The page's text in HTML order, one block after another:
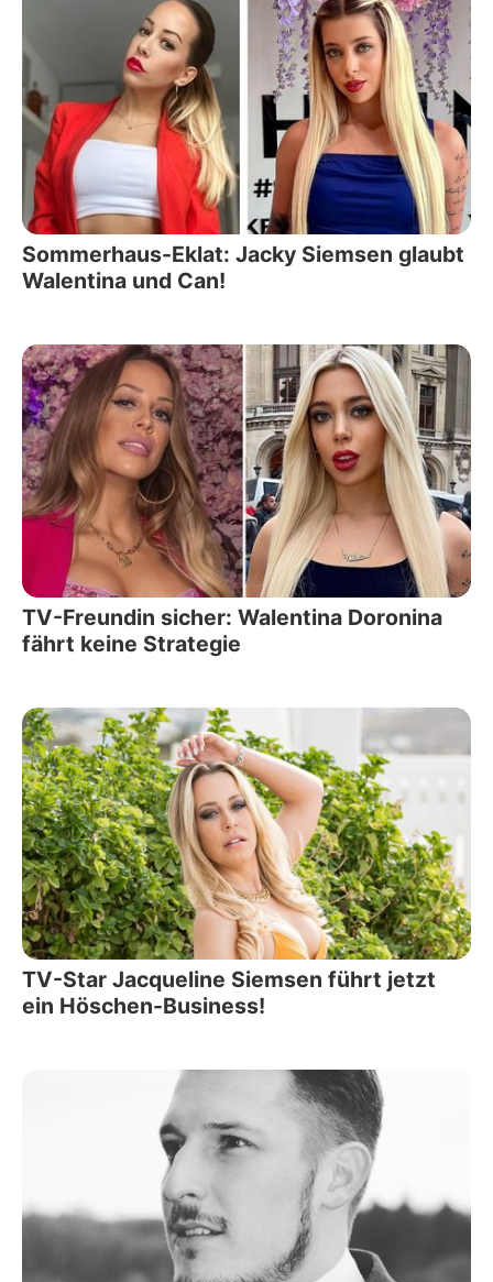
Sommerhaus-Eklat: Jacky Siemsen glaubt
Walentina und Can!
TV-Freundin sicher: Walentina Doronina
fährt keine Strategie
TV-Star Jacqueline Siemsen führt jetzt
ein Höschen-Business!